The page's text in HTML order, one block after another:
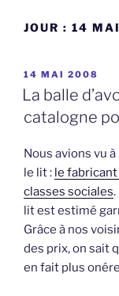
JOUR : 14
PUBLIÉ
LE
14 MAI 2008
La balle
catalogne
Nous avions vu
le lit : le
classes sociales
lit est estimé
Grâce à nos
des prix, on sait
en fait plus